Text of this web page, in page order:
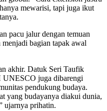
mewarisi, tapi juga ikut
pacu jalur dengan temuan
bagian tapak awal
akhir. Datuk Seri Taufik
UNESCO juga dibarengi
pendukung budaya.
yang budayanya diakui dunia,
ujarnya prihatin.